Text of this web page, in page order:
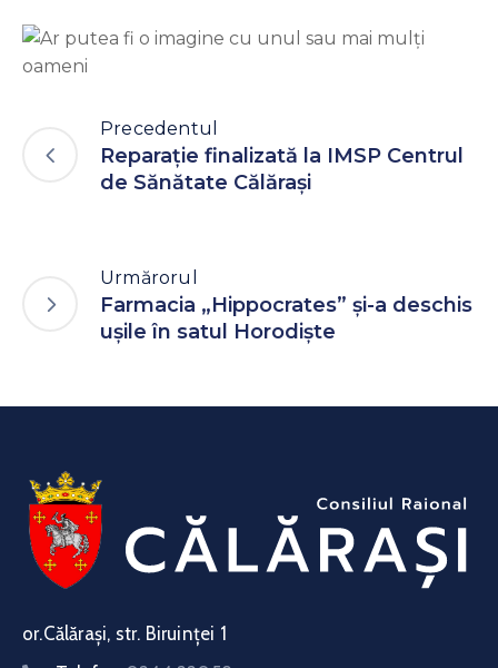
Precedentul
Reparație finalizată la IMSP Centrul
de Sănătate Călărași
Urmărorul
Farmacia „Hippocrates” și-a deschis
ușile în satul Horodiște
or.Călărași, str. Biruinței 1